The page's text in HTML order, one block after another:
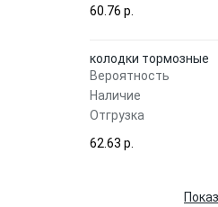
60.76 p.
колодки тормозные
Вероятность
Наличие
Отгрузка
62.63 p.